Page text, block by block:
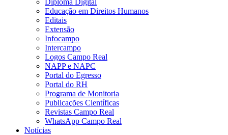
Educação em Direitos Humanos
Editais
Extensão
Infocampo
Intercampo
Logos Campo Real
NAPP e NAPC
Portal do Egresso
Portal do RH
Programa de Monitoria
Publicações Científicas
Revistas Campo Real
WhatsApp Campo Real
Notícias